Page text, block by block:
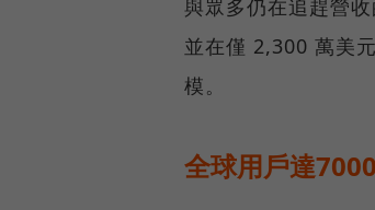
與眾多仍在追趕營
並在僅 2,300 萬美
模。
全球用戶達